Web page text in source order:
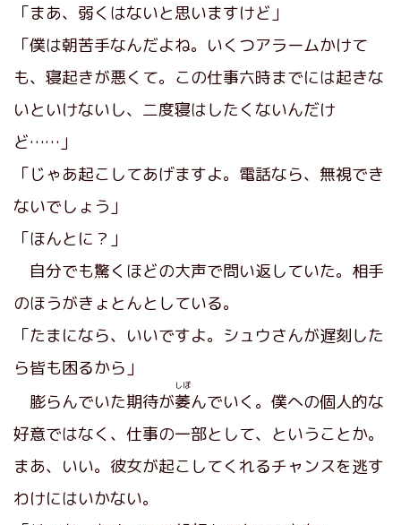
「まあ、弱くはないと思いますけど」
「僕は朝苦手なんだよね。いくつアラームかけて
も、寝起きが悪くて。この仕事六時までには起きな
いといけないし、二度寝はしたくないんだけ
ど……」
「じゃあ起こしてあげますよ。電話なら、無視でき
ないでしょう」
「ほんとに？」
自分でも驚くほどの大声で問い返していた。相手
のほうがきょとんとしている。
「たまになら、いいですよ。シュウさんが遅刻した
ら皆も困るから」
膨らんでいた期待が萎
しぼ
んでいく。僕への個人的な
好意ではなく、仕事の一部として、ということか。
まあ、いい。彼女が起こしてくれるチャンスを逃す
わけにはいかない。